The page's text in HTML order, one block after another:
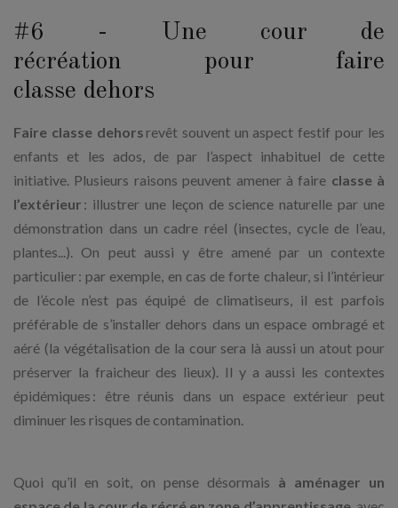
#6 - Une cour de
récréation pour faire
classe dehors
Faire classe dehors revêt souvent un aspect festif pour les
enfants et les ados, de par l’aspect inhabituel de cette
initiative. Plusieurs raisons peuvent amener à faire classe à
l’extérieur : illustrer une leçon de science naturelle par une
démonstration dans un cadre réel (insectes, cycle de l’eau,
plantes...). On peut aussi y être amené par un contexte
particulier : par exemple, en cas de forte chaleur, si l’intérieur
de l’école n’est pas équipé de climatiseurs, il est parfois
préférable de s’installer dehors dans un espace ombragé et
aéré (la végétalisation de la cour sera là aussi un atout pour
préserver la fraicheur des lieux). Il y a aussi les contextes
épidémiques : être réunis dans un espace extérieur peut
diminuer les risques de contamination.
Quoi qu’il en soit, on pense désormais à aménager un